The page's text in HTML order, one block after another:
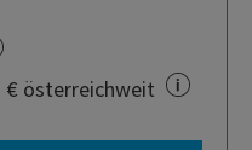
€ österreichweit